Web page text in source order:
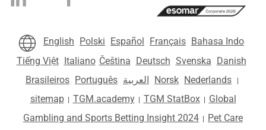
English Polski Español Français Bahasa Indo
Tiếng Việt Italiano Čeština Deutsch Svenska Danish
Brasileiros Português العربية Norsk Nederlands |
sitemap | TGM.academy | TGM StatBox | Global
Gambling and Sports Betting Insight 2024 | Pet Care